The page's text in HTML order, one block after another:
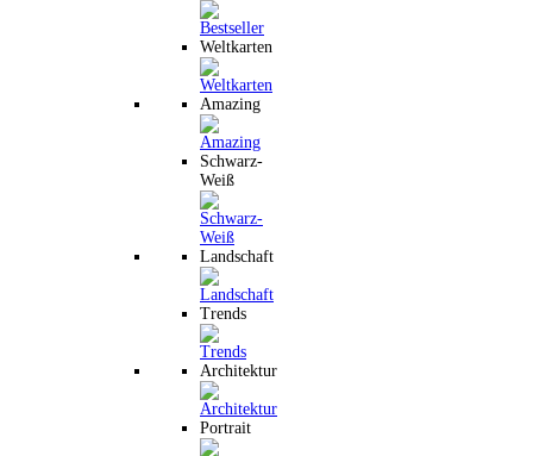
Weltkarten
Amazing
Schwarz-
Weiß
Landschaft
Trends
Architektur
Portrait